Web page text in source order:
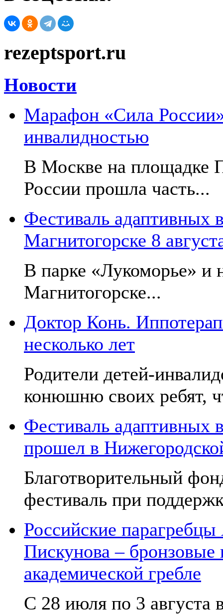
rezeptsport.ru
Новости
Марафон «Сила
инвалидностью
В Москве на площадке
России прошла часть...
Фестиваль адаптивных
Магнитогорске 8
В парке «Лукоморье» и
Магнитогорске...
Доктор Конь.
несколько лет
Родители детей-
конюшню своих ребят,
Фестиваль адаптивных
прошел в
Благотворительный
фестиваль при
Российские
Пискунова –
академической гребле
С 28 июля по 3 августа